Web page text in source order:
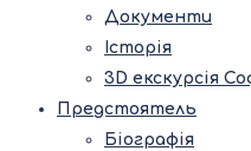
Документи
Історія
3D екскурсія
Предстоятель
Біографія